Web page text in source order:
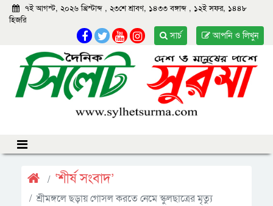
৭ই আগস্ট, ২০২৬ খ্রিস্টাব্দ , ২৩শে শ্রাবণ, ১৪৩৩ বঙ্গাব্দ , ১২ই সফর, ১৪৪৮
হিজরি
আপনি ও লিখুন
সার্চ
‘শীর্ষ সংবাদ’
শ্রীমঙ্গলে ছড়ায় গোসল করতে নেমে স্কুলছাত্রের মৃত্যু